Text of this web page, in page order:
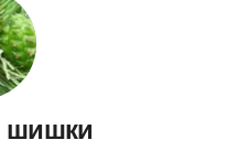
шишки